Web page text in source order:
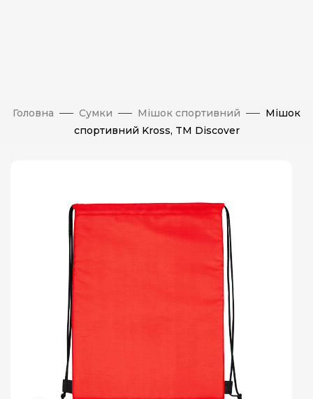
Головна Сумки Мішок спортивний
Мішок
спортивний Kross, TM Discover